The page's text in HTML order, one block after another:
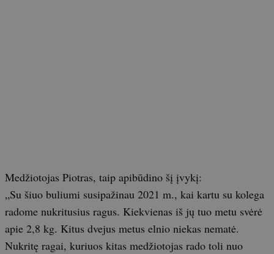
Medžiotojas Piotras, taip apibūdino šį įvykį:
„Su šiuo buliumi susipažinau 2021 m., kai kartu su kolega
radome nukritusius ragus. Kiekvienas iš jų tuo metu svėrė
apie 2,8 kg. Kitus dvejus metus elnio niekas nematė.
Nukritę ragai, kuriuos kitas medžiotojas rado toli nuo